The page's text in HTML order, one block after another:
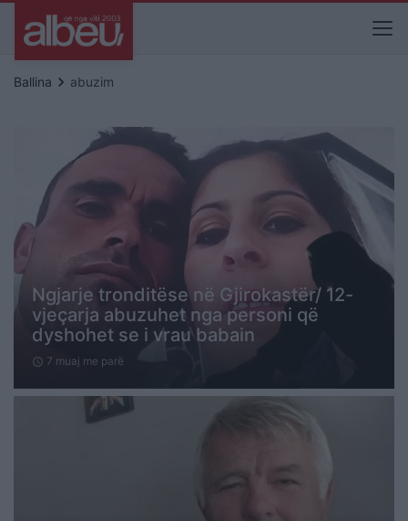
Ballina keyboard_arrow_right abuzim
Ngjarje tronditëse në Gjirokastër/ 12-
vjeçarja abuzuhet nga personi që
dyshohet se i vrau babain
schedule 7 muaj me parë